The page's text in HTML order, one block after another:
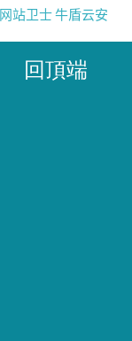
sudo update-
* 接著進入設定>
站卫士 牛盾云安
回頂端